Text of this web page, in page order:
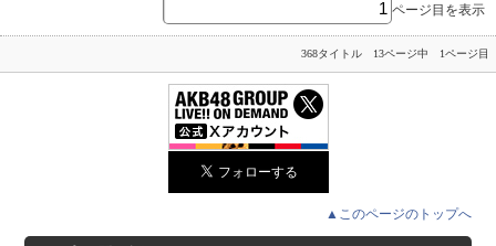
ページ目を表示
368タイトル 13ページ中 1ページ目
▲このページのトップへ